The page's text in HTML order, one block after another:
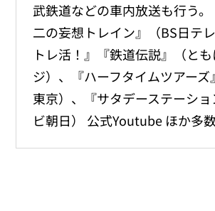
武鉄道などの車内放送も行う
⼆の妄想トレイン』（BS⽇テ
トレ活！』『鉄道伝説』（と
ジ）、『ハーフタイムツアーズ
東京）、『サタデーステーシ
ビ朝⽇） 公式Youtube ほか多数